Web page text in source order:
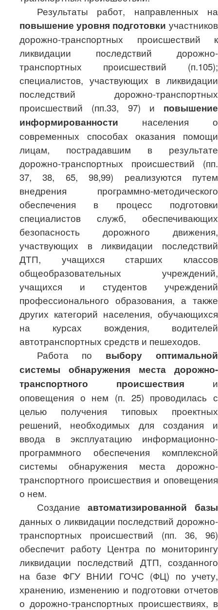
Результаты работ, направленных на
повышение уровня подготовки участников
дорожно-транспортных происшествий к
ликвидации последствий дорожно-
транспортных происшествий (п.105);
специалистов, участвующих в ликвидации
последствий дорожно-транспортных
происшествий (пп.33, 97) и повышение
информированности населения о
современных способах оказания помощи
лицам, пострадавшим в результате
дорожно-транспортных происшествий (пп.
37, 38, 65, 98,99) реализуются путем
внедрения программно-методического
обеспечения в процесс подготовки
специалистов служб, обеспечивающих
безопасность дорожного движения,
участвующих в ликвидации последствий
ДТП, учащихся старших классов
общеобразовательных учреждений,
учащихся и студентов учреждений
профессионального образования, а также
других категорий населения, обучающихся
на курсах вождения, водителей
автотранспортных средств и пешеходов.
Работа по выбору оптимальной
системы обнаружения места дорожно-
транспортного происшествия и
оповещения о нем (п. 25) проводилась с
целью получения типовых проектных
решений, необходимых для создания и
ввода в эксплуатацию информационно-
программного обеспечения комплексной
системы обнаружения места дорожно-
транспортного происшествия и оповещения
о нем.
Создание автоматизированной базы
данных о ликвидации последствий дорожно-
транспортных происшествий (пп. 36, 96)
обеспечит работу Центра по мониторингу
ликвидации последствий ДТП, созданного
на базе ФГУ ВНИИ ГОЧС (ФЦ) по учету,
хранению, изменению и подготовки отчетов
о дорожно-транспортных происшествиях, в